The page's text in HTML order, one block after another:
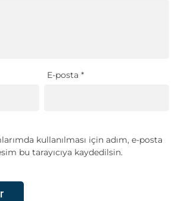
E-posta*
kullanılması için adım, e-posta
bu tarayıcıya kaydedilsin.